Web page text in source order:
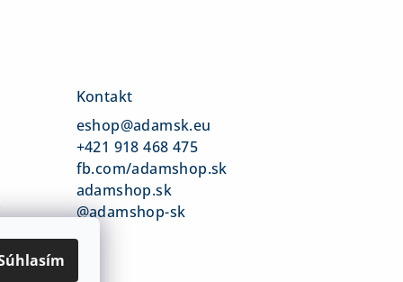
Kontakt
eshop@adamsk.eu
+421 918 468 475
fb.com/adamshop.sk
adamshop.sk
@adamshop-sk